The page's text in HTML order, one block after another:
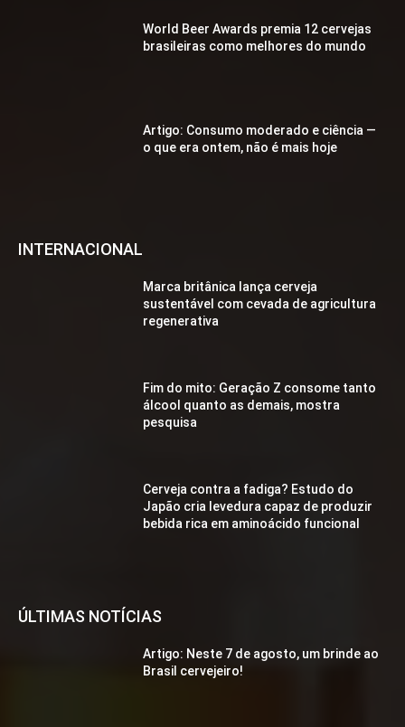
World Beer Awards premia 12 cervejas
brasileiras como melhores do mundo
Artigo: Consumo moderado e ciência —
o que era ontem, não é mais hoje
INTERNACIONAL
Marca britânica lança cerveja
sustentável com cevada de agricultura
regenerativa
Fim do mito: Geração Z consome tanto
álcool quanto as demais, mostra
pesquisa
Cerveja contra a fadiga? Estudo do
Japão cria levedura capaz de produzir
bebida rica em aminoácido funcional
ÚLTIMAS NOTÍCIAS
Artigo: Neste 7 de agosto, um brinde ao
Brasil cervejeiro!